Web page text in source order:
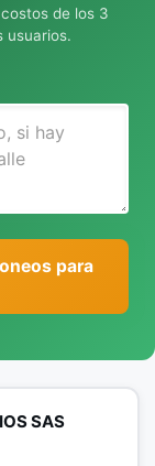
de los 3
usuarios.
para
SAS